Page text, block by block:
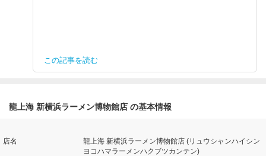
この記事を読む
龍上海 新横浜ラーメン博物館店 の基本情報
店名
龍上海 新横浜ラーメン博物館店 (リュウシャンハイシン
ヨコハマラーメンハクブツカンテン)